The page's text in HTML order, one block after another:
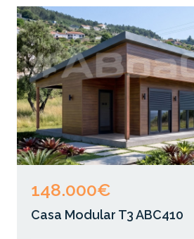
148.000€
Casa Modular T3 ABC410